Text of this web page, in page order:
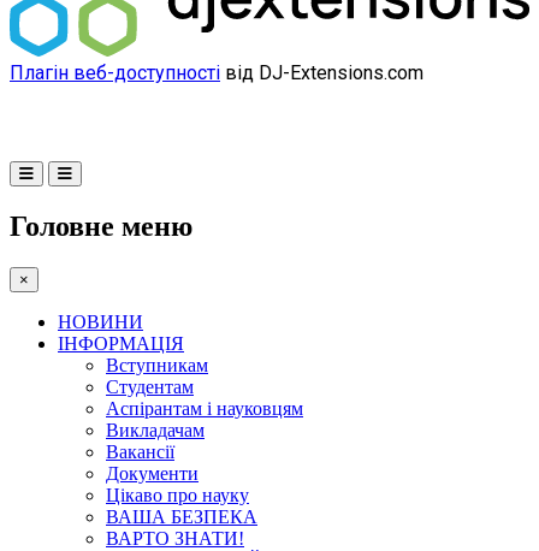
Плагін веб-доступності від DJ-Extensions.com
Головне меню
×
НОВИНИ
ІНФОРМАЦІЯ
Вступникам
Студентам
Аспірантам і науковцям
Викладачам
Вакансії
Документи
Цікаво про науку
ВАША БЕЗПЕКА
ВАРТО ЗНАТИ!